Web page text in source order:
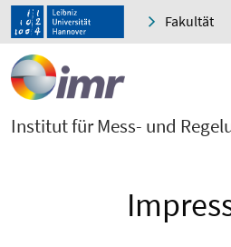
Fakultät
Institut für Mess- und